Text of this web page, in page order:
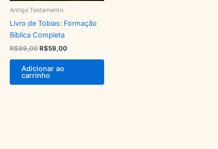
Antigo Testamento
Livro de Tobias: Formação
Bíblica Completa
R$89,00R$59,00
Adicionar ao
carrinho